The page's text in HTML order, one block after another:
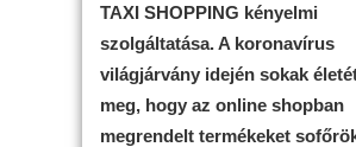
TAXI SHOPPING kényelmi
szolgáltatása. A koronavírus
világjárvány idején sokak
meg, hogy az online shopban
megrendelt termékeket